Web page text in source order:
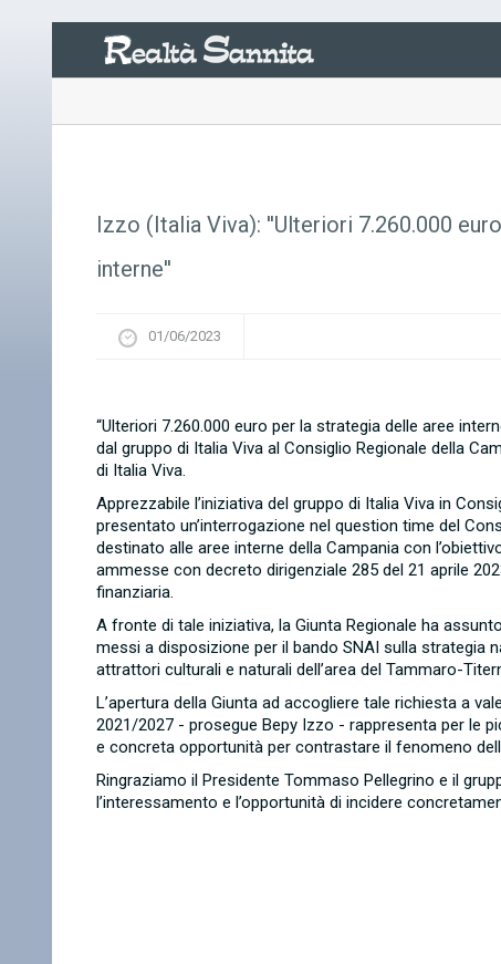
Izzo (Italia Viva): ''Ulteriori 7.260.000
interne''
01/06/2023
“Ulteriori 7.260.000 euro per la strategia delle aree
dal gruppo di Italia Viva al Consiglio Regionale della
di Italia Viva.
Apprezzabile l’iniziativa del gruppo di Italia Viva in
presentato un’interrogazione nel question time del
destinato alle aree interne della Campania con
ammesse con decreto dirigenziale 285 del 21 aprile
finanziaria.
A fronte di tale iniziativa, la Giunta Regionale ha
messi a disposizione per il bando SNAI sulla strategia
attrattori culturali e naturali dell’area del Tammaro-
L’apertura della Giunta ad accogliere tale richiesta a
2021/2027 - prosegue Bepy Izzo - rappresenta per le
e concreta opportunità per contrastare il fenomeno
Ringraziamo il Presidente Tommaso Pellegrino e il
l’interessamento e l’opportunità di incidere